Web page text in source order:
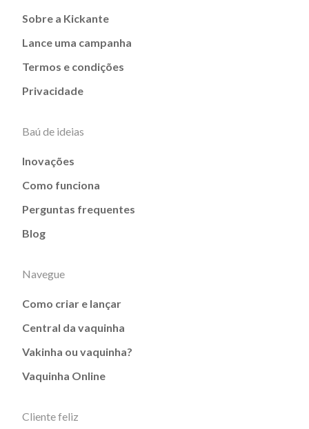
Sobre a Kickante
Lance uma campanha
Termos e condições
Privacidade
Baú de ideias
Inovações
Como funciona
Perguntas frequentes
Blog
Navegue
Como criar e lançar
Central da vaquinha
Vakinha ou vaquinha?
Vaquinha Online
Cliente feliz